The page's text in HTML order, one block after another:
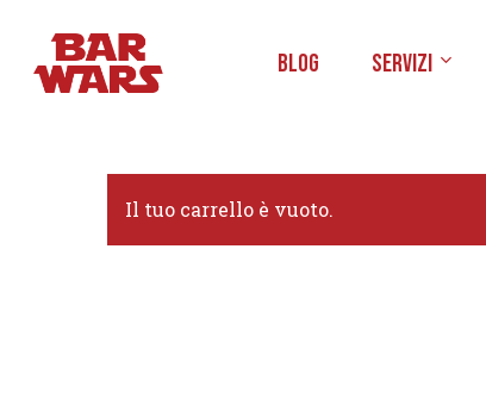
main
Blog Servizi
Il tuo carrello è vuoto.